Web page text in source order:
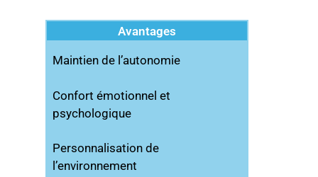
Avantages
Maintien de l’autonomie
Confort émotionnel et
psychologique
Personnalisation de
l’environnement